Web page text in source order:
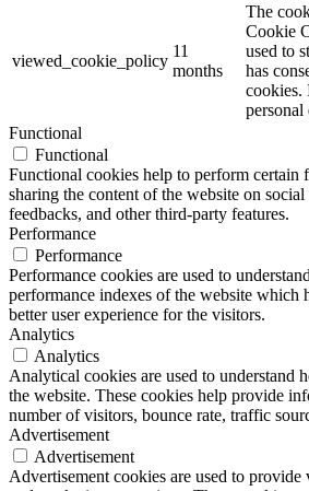
viewed_cookie_policy
11
months
The
Cookie
used to
has
cookies.
personal
Functional
Functional
Functional cookies help to perform certain
sharing the content of the website on
feedbacks, and other third-party features.
Performance
Performance
Performance cookies are used to
performance indexes of the website which
better user experience for the visitors.
Analytics
Analytics
Analytical cookies are used to understand
the website. These cookies help provide
number of visitors, bounce rate, traffic
Advertisement
Advertisement
Advertisement cookies are used to